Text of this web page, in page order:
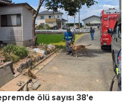
ölü sayısı 38'e